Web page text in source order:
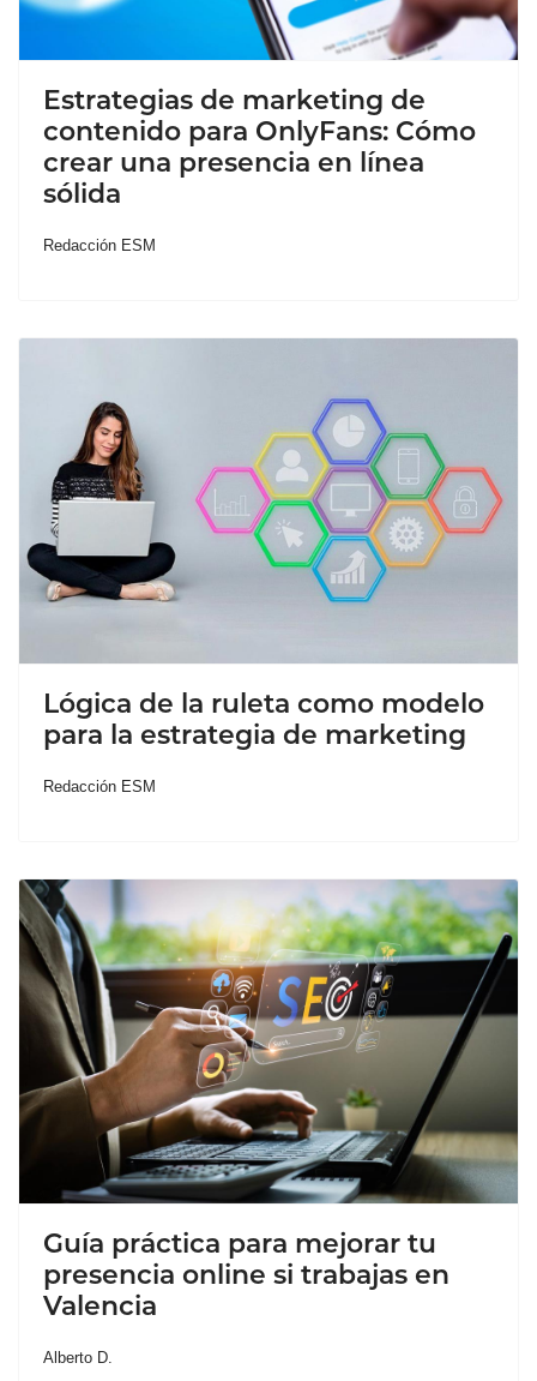
Estrategias de marketing de
contenido para OnlyFans: Cómo
crear una presencia en línea
sólida
Redacción ESM
Lógica de la ruleta como modelo
para la estrategia de marketing
Redacción ESM
Guía práctica para mejorar tu
presencia online si trabajas en
Valencia
Alberto D.